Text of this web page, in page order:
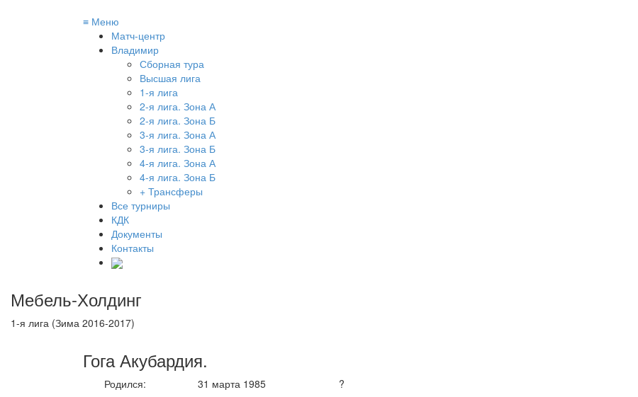
≡ Меню
Матч-центр
Владимир
Сборная тура
Высшая лига
1-я лига
2-я лига. Зона А
2-я лига. Зона Б
3-я лига. Зона А
3-я лига. Зона Б
4-я лига. Зона А
4-я лига. Зона Б
+ Трансферы
Все турниры
КДК
Документы
Контакты
Мебель-Холдинг
1-я лига (Зима 2016-2017)
ГогаАкубардия.
Родился:
31 марта 1985
?